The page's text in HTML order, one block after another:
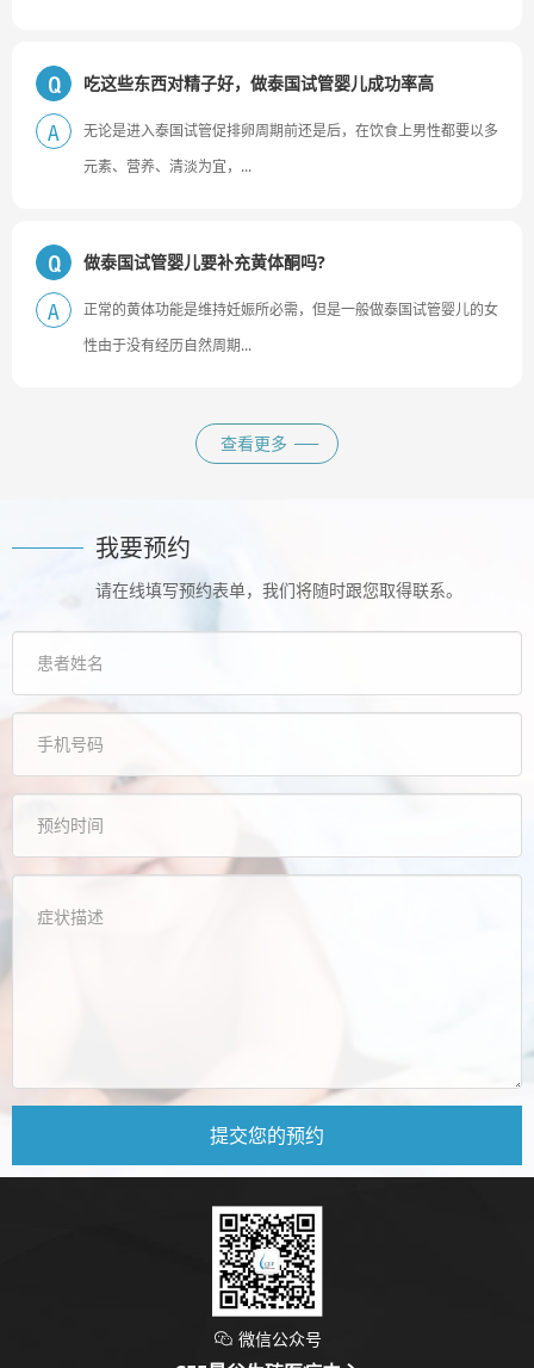
Q 吃这些东西对精子好，做泰国试管婴儿成功率高
A
无论是进入泰国试管促排卵周期前还是后，在饮食上男性都要以多
元素、营养、清淡为宜，...
Q 做泰国试管婴儿要补充黄体酮吗?
A
正常的黄体功能是维持妊娠所必需，但是一般做泰国试管婴儿的女
性由于没有经历自然周期...
查看更多
我要预约
请在线填写预约表单，我们将随时跟您取得联系。
 微信公众号